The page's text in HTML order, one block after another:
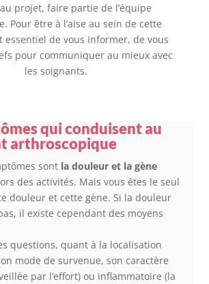
projet, faire partie de l’équipe
Pour être à l’aise au sein de cette
essentiel de vous informer, de vous
pour communiquer au mieux avec
les soignants.
qui conduisent au
arthroscopique
sont la douleur et la gène
des activités. Mais vous êtes le seul
douleur et cette gène. Si la douleur
il existe cependant des moyens
questions, quant à la localisation
mode de survenue, son caractère
par l’effort) ou inflammatoire (la